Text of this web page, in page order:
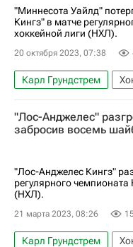
"Миннесота Уайлд"
Кингз" в матче
хоккейной лиги (НХЛ).
20 октября 2023, 07:38
Карл Грундстрем
Национальная
Пьер-Люк Дюбуа
"Лос-Анджелес"
забросив восемь
"Лос-Анджелес Кингз"
регулярного
(НХЛ).
21 марта 2023, 08:26
Карл Грундстрем